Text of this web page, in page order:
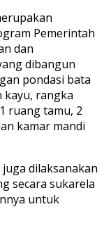
Pemerintah
dan
dibangun
pondasi bata
kayu, rangka
ruang tamu, 2
kamar mandi
dilaksanakan
secara sukarela
untuk